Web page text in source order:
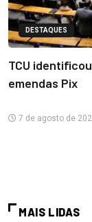
DESTAQUES
TCU
emendas Pix
7 de agosto de
MAIS LIDAS